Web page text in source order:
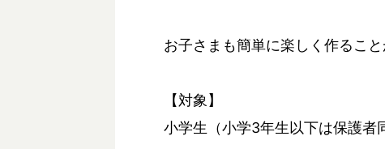
お子さまも簡単に楽しく作ること
【対象】
小学生（小学3年生以下は保護者